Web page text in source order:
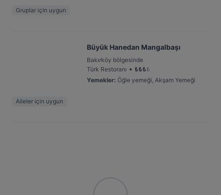
Gruplar için uygun
Büyük Hanedan Mangalbaşı
Bakırköy bölgesinde
Türk Restoranı • ₺₺₺₺
Yemekler: Öğle yemeği, Akşam Yemeği
Aileler için uygun